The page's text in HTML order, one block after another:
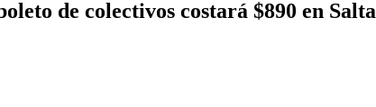
de colectivos costará $890 en Salta